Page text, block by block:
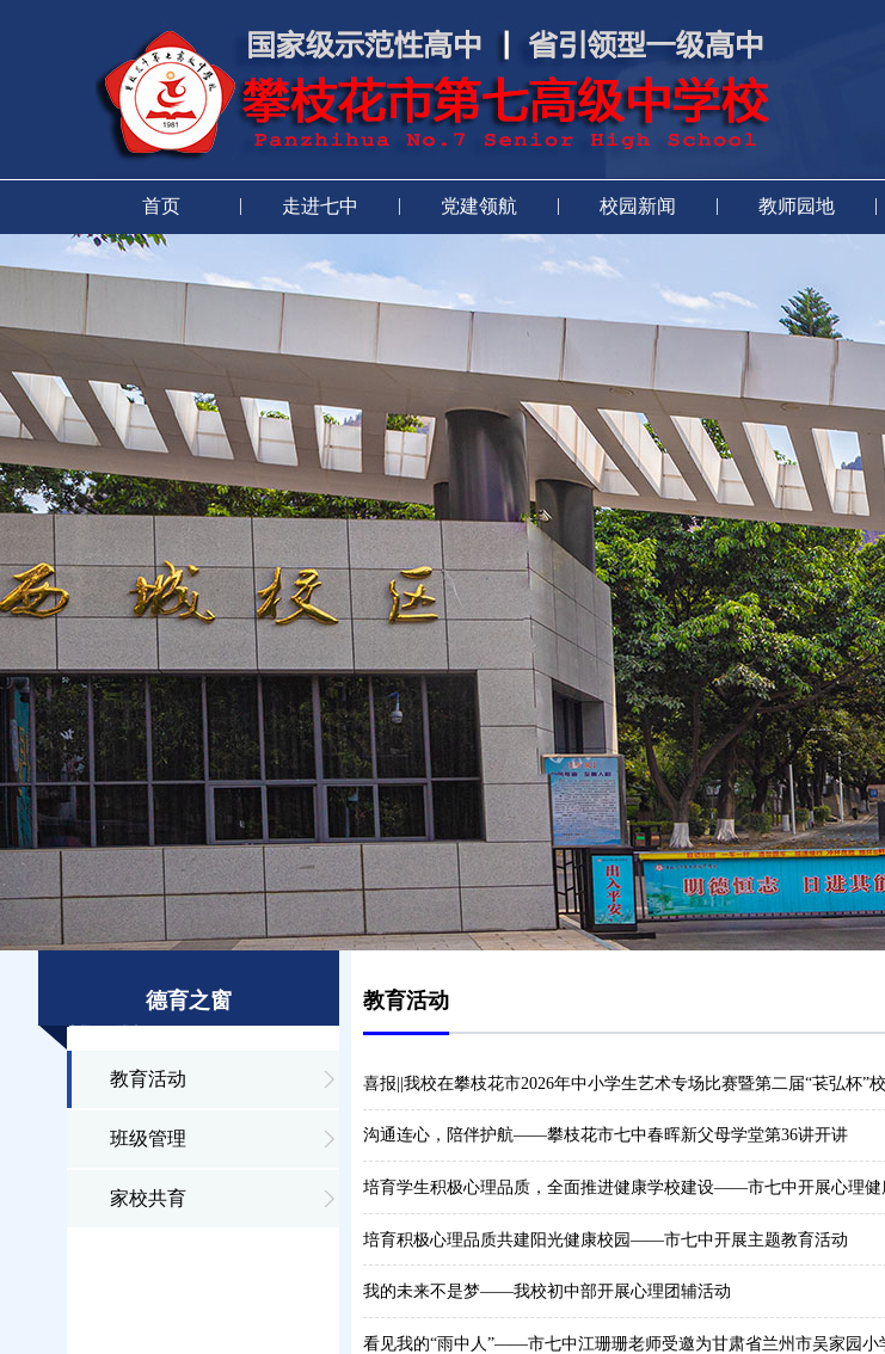
首页 | 走进七中 | 党建领航 | 校园新闻 | 教师园地 |
德育之窗
教育活动
班级管理
家校共育
教育活动
喜报||我校在攀枝花市2026年中小学生艺术专场比赛暨第二届“苌弘杯”
沟通连心，陪伴护航——攀枝花市七中春晖新父母学堂第36讲开讲
培育学生积极心理品质，全面推进健康学校建设——市七中开展心理健
培育积极心理品质共建阳光健康校园——市七中开展主题教育活动
我的未来不是梦——我校初中部开展心理团辅活动
看见我的“雨中人”——市七中江珊珊老师受邀为甘肃省兰州市吴家园小